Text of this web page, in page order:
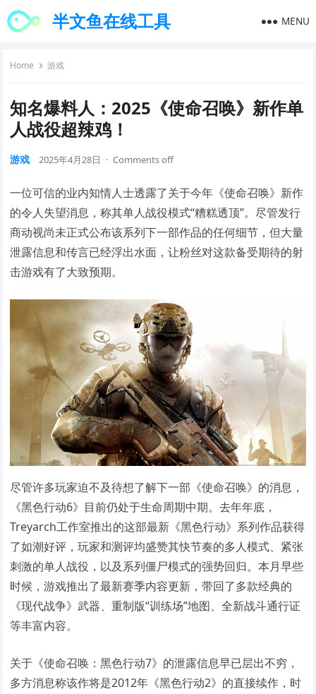
半文鱼在线工具 MENU
Home 游戏
知名爆料人：2025《使命召唤》新作单
人战役超辣鸡！
游戏 2025年4月28日 · Comments off
一位可信的业内知情人士透露了关于今年《使命召唤》新作
的令人失望消息，称其单人战役模式“糟糕透顶”。尽管发行
商动视尚未正式公布该系列下一部作品的任何细节，但大量
泄露信息和传言已经浮出水面，让粉丝对这款备受期待的射
击游戏有了大致预期。
尽管许多玩家迫不及待想了解下一部《使命召唤》的消息，
《黑色行动6》目前仍处于生命周期中期。去年年底，
Treyarch工作室推出的这部最新《黑色行动》系列作品获得
了如潮好评，玩家和测评均盛赞其快节奏的多人模式、紧张
刺激的单人战役，以及系列僵尸模式的强势回归。本月早些
时候，游戏推出了最新赛季内容更新，带回了多款经典的
《现代战争》武器、重制版“训练场”地图、全新战斗通行证
等丰富内容。
关于《使命召唤：黑色行动7》的泄露信息早已层出不穷，
多方消息称该作将是2012年《黑色行动2》的直接续作，时